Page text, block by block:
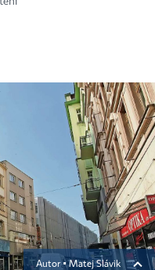
Autor ▪Matej Slávik